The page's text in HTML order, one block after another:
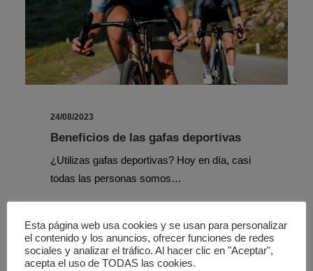
24/08/2023
Beneficios de las gafas deportivas
¿Utilizas gafas deportivas? Hoy en día, casi
todas las personas somos…
Esta página web usa cookies y se usan para personalizar
el contenido y los anuncios, ofrecer funciones de redes
sociales y analizar el tráfico. Al hacer clic en "Aceptar",
acepta el uso de TODAS las cookies.